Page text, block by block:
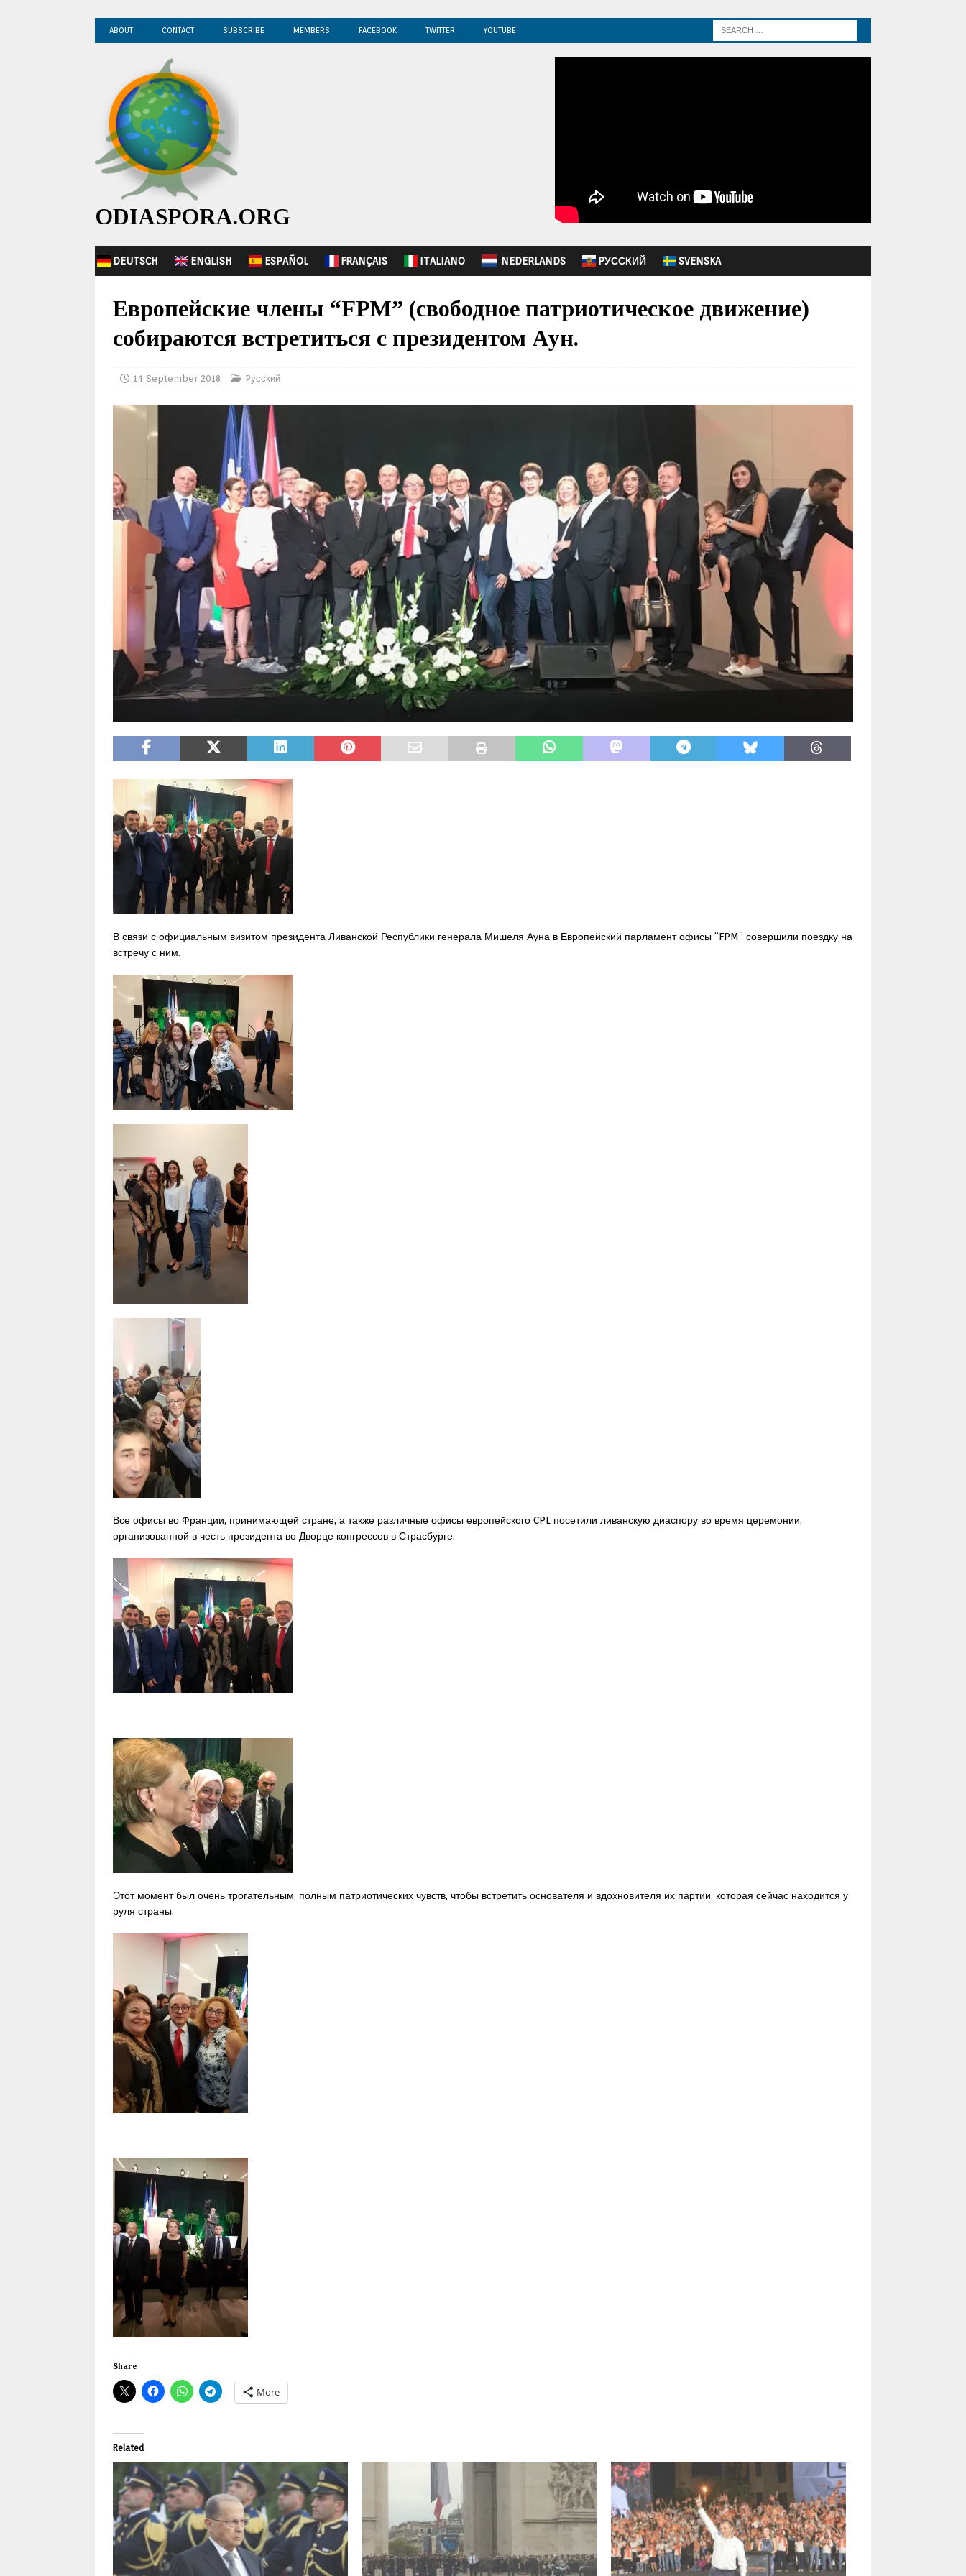
ABOUT CONTACT SUBSCRIBE MEMBERS FACEBOOK TWITTER YOUTUBE
ODIASPORA.ORG
DEUTSCH ENGLISH ESPAÑOL FRANÇAIS ITALIANO NEDERLANDS PУССКИЙ SVENSKA
Европейские члены “FPM” (свободное патриотическое движение)
собираются встретиться с президентом Аун.
14 September 2018 Pусский
В связи с официальным визитом президента Ливанской Республики генерала Мишеля Ауна в Европейский парламент офисы “FPM” совершили поездку на
встречу с ним.
Все офисы во Франции, принимающей стране, а также различные офисы европейского CPL посетили ливанскую диаспору во время церемонии,
организованной в честь президента во Дворце конгрессов в Страсбурге.
Этот момент был очень трогательным, полным патриотических чувств, чтобы встретить основателя и вдохновителя их партии, которая сейчас находится у
руля страны.
Share
More
Related